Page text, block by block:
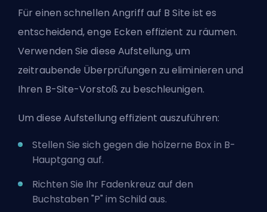
Für einen schnellen Angriff auf B Site ist es
entscheidend, enge Ecken effizient zu räumen.
Verwenden Sie diese Aufstellung, um
zeitraubende Überprüfungen zu eliminieren und
Ihren B-Site-Vorstoß zu beschleunigen.
Um diese Aufstellung effizient auszuführen:
Stellen Sie sich gegen die hölzerne Box in B-
Hauptgang auf.
Richten Sie Ihr Fadenkreuz auf den
Buchstaben "P" im Schild aus.